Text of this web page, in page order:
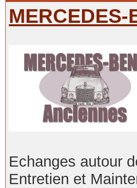
Echanges autour
Entretien et